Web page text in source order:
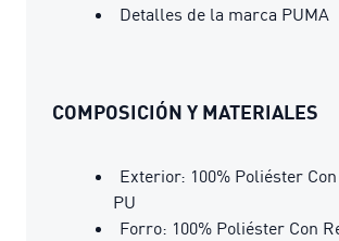
Detalles de la marca PUMA
COMPOSICIÓN Y MATERIALES
Exterior: 100% Poliéster
PU
Forro: 100% Poliéster Con